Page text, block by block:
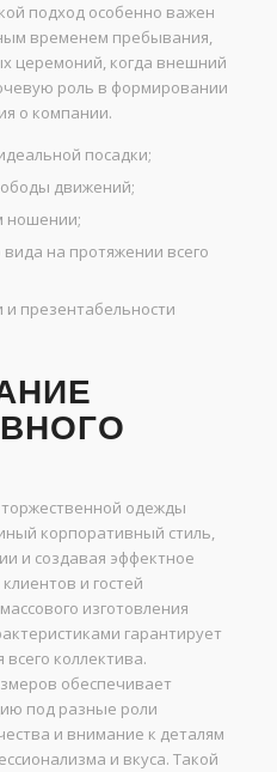
подход особенно важен
временем пребывания,
церемоний, когда внешний
роль в формировании
о компании.
посадки;
движений;
ношении;
на протяжении всего
презентабельности
одежды
корпоративный стиль,
и создавая эффектное
и гостей
изготовления
гарантирует
коллектива.
обеспечивает
под разные роли
и внимание к деталям
и вкуса. Такой